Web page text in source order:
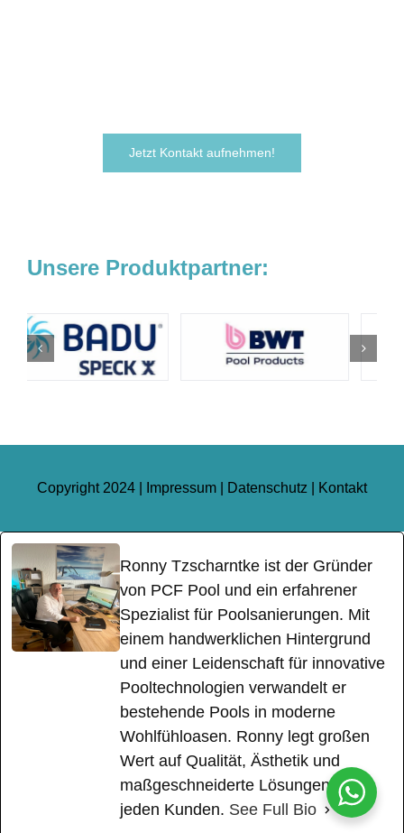
Jetzt Kontakt aufnehmen!
Unsere Produktpartner:
Copyright 2024 | Impressum Datenschutz Kontakt
Ronny Tzscharntke ist der Gründer
von PCF Pool und ein erfahrener
Spezialist für Poolsanierungen. Mit
einem handwerklichen Hintergrund
und einer Leidenschaft für innovative
Pooltechnologien verwandelt er
bestehende Pools in moderne
Wohlfühloasen. Ronny legt großen
Wert auf Qualität, Ästhetik und
maßgeschneiderte Lösungen für
jeden Kunden. See Full Bio